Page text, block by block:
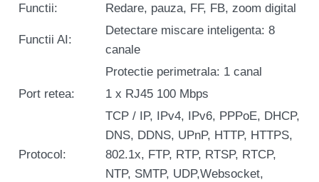
Functii:
Redare, pauza, FF, FB, zoom digital
Functii AI:
Detectare miscare inteligenta: 8
canale
Protectie perimetrala: 1 canal
Port retea:
1 x RJ45 100 Mbps
Protocol:
TCP / IP, IPv4, IPv6, PPPoE, DHCP,
DNS, DDNS, UPnP, HTTP, HTTPS,
802.1x, FTP, RTP, RTSP, RTCP,
NTP, SMTP, UDP,Websocket,